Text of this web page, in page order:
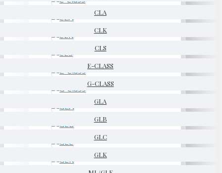
CLA
CLK
CLS
E-CLASS
G-CLASS
GLA
GLB
GLC
GLK